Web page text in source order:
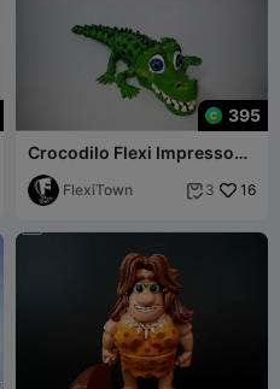
395
Crocodilo Flexi Impresso
no Local
FlexiTown  3 16